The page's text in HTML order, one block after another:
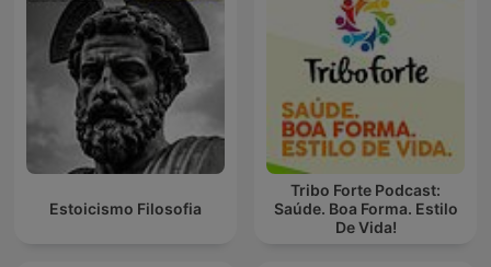
Estoicismo Filosofia
Tribo Forte Podcast:
Saúde. Boa Forma. Estilo
De Vida!